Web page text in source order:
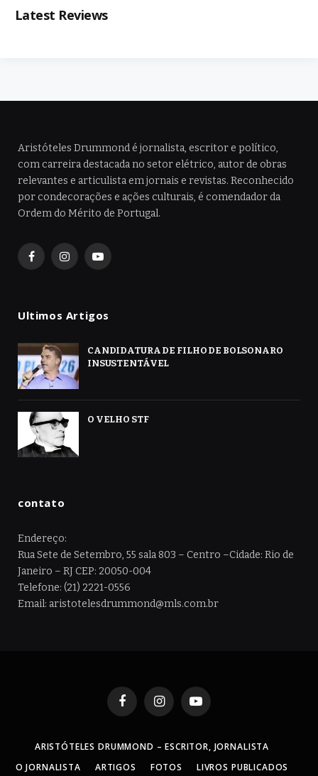
Latest Reviews
Aristóteles Drummond é jornalista, escritor e político,
com carreira destacada no setor elétrico, autor de obras
relevantes e articulista em jornais e revistas. Reconhecido
por condecorações e ações culturais, é comendador da
Ordem do Mérito de Portugal.
FacebookInstagramYouTube
Ultimos Artigos
CANDIDATURA DE FILHO DE BOLSONARO
INSUSTENTÁVEL
O VELHO STF
contato
Endereço:
Rua Sete de Setembro, 55 sala 803 – Centro –Cidade: Rio de
Janeiro – RJ CEP: 20050-004
Telefone: (21) 2221-0556
Email: aristotelesdrummond@mls.com.br
FacebookInstagramYouTube
ARISTÓTELES DRUMMOND – ESCRITOR, JORNALISTA
O JORNALISTA
ARTIGOS FOTOS LIVROS PUBLICADOS